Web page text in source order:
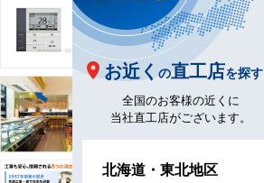
型
番
1U40-H1
メ
ー
カ
お近く の直工店を探す
全国のお客様の近くに
当社直工店がございます。
北海道・東北地区